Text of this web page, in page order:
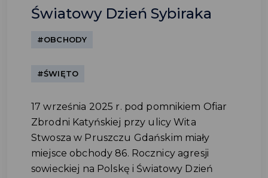
Światowy Dzień Sybiraka
#OBCHODY
#ŚWIĘTO
17 września 2025 r. pod pomnikiem Ofiar
Zbrodni Katyńskiej przy ulicy Wita
Stwosza w Pruszczu Gdańskim miały
miejsce obchody 86. Rocznicy agresji
sowieckiej na Polskę i Światowy Dzień